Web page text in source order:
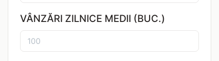
VÂNZĂRI ZILNICE MEDII (BUC.)